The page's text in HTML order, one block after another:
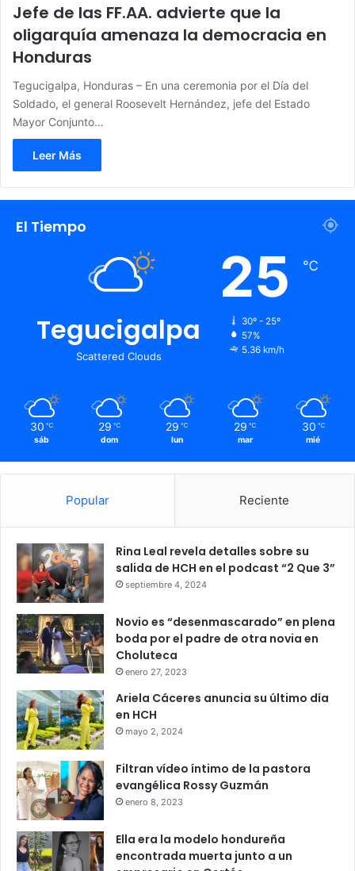
Jefe de las FF.AA. advierte que la
oligarquía amenaza la democracia en
Honduras
Tegucigalpa, Honduras – En una ceremonia por el Día del
Soldado, el general Roosevelt Hernández, jefe del Estado
Mayor Conjunto…
Leer Más
El Tiempo
Tegucigalpa
Scattered Clouds
25 ℃
30º - 25º
57%
5.36 km/h
30 ℃
sáb
29 ℃
dom
29 ℃
lun
29 ℃
mar
30 ℃
mié
Popular Reciente
Rina Leal revela detalles sobre su
salida de HCH en el podcast “2 Que 3”
septiembre 4, 2024
Novio es “desenmascarado” en plena
boda por el padre de otra novia en
Choluteca
enero 27, 2023
Ariela Cáceres anuncia su último día
en HCH
mayo 2, 2024
Filtran vídeo íntimo de la pastora
evangélica Rossy Guzmán
enero 8, 2023
Ella era la modelo hondureña
encontrada muerta junto a un